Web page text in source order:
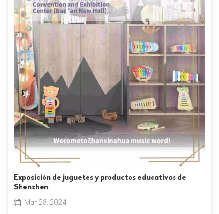
Exposición de juguetes y productos educativos de
Shenzhen
Mar 28, 2024